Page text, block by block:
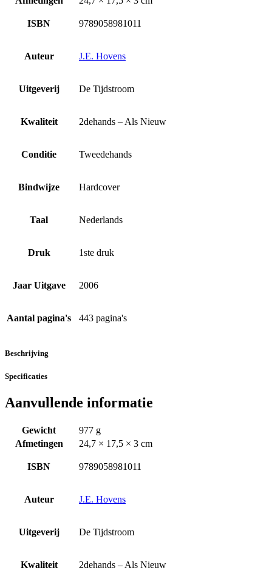
ISBN 9789058981011
Auteur J.E. Hovens
Uitgeverij De Tijdstroom
Kwaliteit 2dehands – Als Nieuw
Conditie Tweedehands
Bindwijze Hardcover
Taal Nederlands
Druk 1ste druk
Jaar Uitgave 2006
Aantal pagina's 443 pagina's
Beschrijving
Specificaties
Aanvullende informatie
Gewicht
977 g
Afmetingen
24,7 × 17,5 × 3 cm
ISBN 9789058981011
Auteur J.E. Hovens
Uitgeverij De Tijdstroom
Kwaliteit 2dehands – Als Nieuw